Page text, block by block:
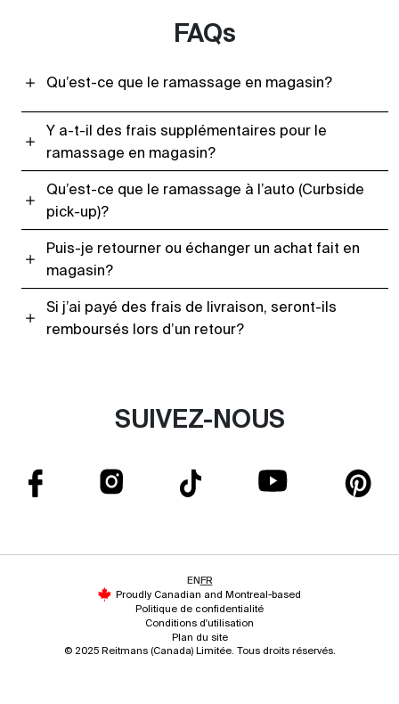
FAQs
Qu’est-ce que le ramassage en magasin?
Y a-t-il des frais supplémentaires pour le
ramassage en magasin?
Qu’est-ce que le ramassage à l’auto (Curbside
pick-up)?
Puis-je retourner ou échanger un achat fait en
magasin?
Si j’ai payé des frais de livraison, seront-ils
remboursés lors d’un retour?
SUIVEZ-NOUS
ENFR
Proudly Canadian and Montreal-based
Politique de confidentialité
Conditions d'utilisation
Plan du site
© 2025 Reitmans (Canada) Limitée. Tous droits réservés.